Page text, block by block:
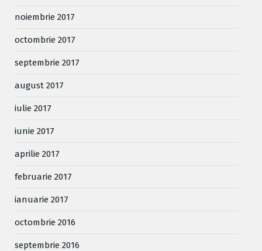
noiembrie 2017
octombrie 2017
septembrie 2017
august 2017
iulie 2017
iunie 2017
aprilie 2017
februarie 2017
ianuarie 2017
octombrie 2016
septembrie 2016